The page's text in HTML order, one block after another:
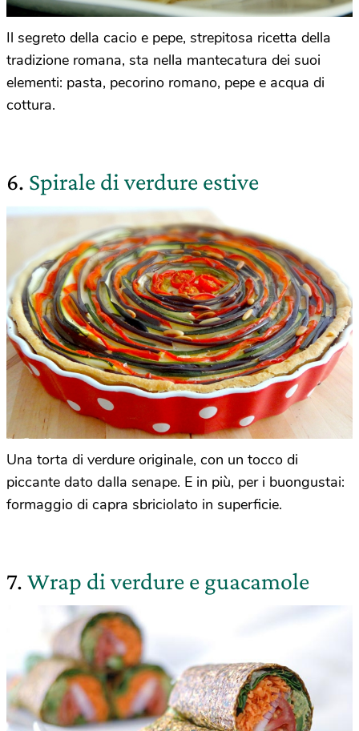
Il segreto della cacio e pepe, strepitosa ricetta della
tradizione romana, sta nella mantecatura dei suoi
elementi: pasta, pecorino romano, pepe e acqua di
cottura.
6. Spirale di verdure estive
Una torta di verdure originale, con un tocco di
piccante dato dalla senape. E in più, per i buongustai:
formaggio di capra sbriciolato in superficie.
7. Wrap di verdure e guacamole